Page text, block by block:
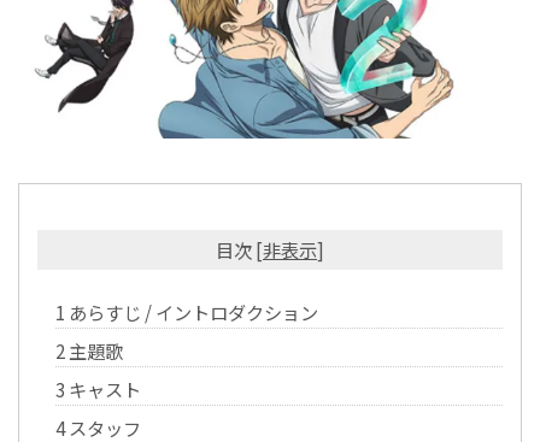
目次[非表示]
1 あらすじ / イントロダクション
2主題歌
3 キャスト
4スタッフ